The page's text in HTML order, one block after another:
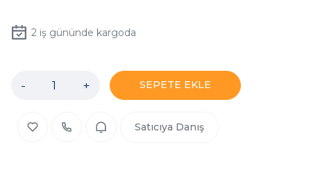
2iş gününde kargoda
- + SEPETE EKLE
Satıcıya Danış